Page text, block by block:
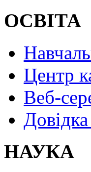
ОСВІТА
Центр
Веб-
НАУКА